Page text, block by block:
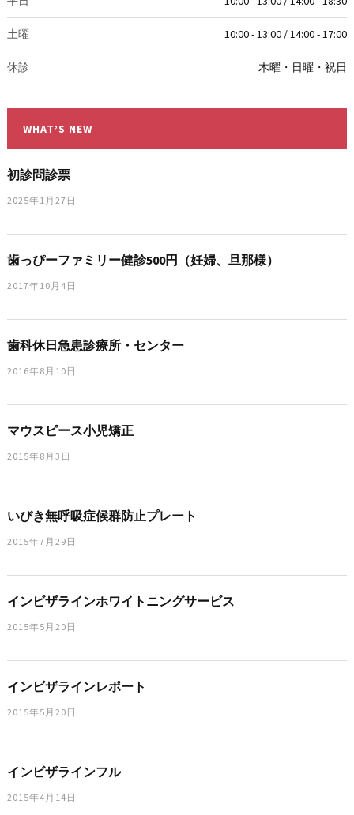
土曜 10:00 - 13:00 / 14:00 - 17:00
休診 木曜・日曜・祝日
WHAT’S NEW
初診問診票
2025年1月27日
歯っぴーファミリー健診500円（妊婦、旦那様）
2017年10月4日
歯科休日急患診療所・センター
2016年8月10日
マウスピース小児矯正
2015年8月3日
いびき無呼吸症候群防止プレート
2015年7月29日
インビザラインホワイトニングサービス
2015年5月20日
インビザラインレポート
2015年5月20日
インビザラインフル
2015年4月14日